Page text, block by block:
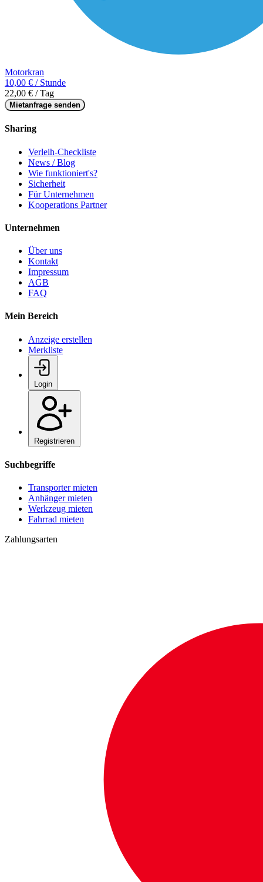
Motorkran
10,00 € / Stunde
22,00 € / Tag
Mietanfrage senden
Sharing
Verleih-Checkliste
News / Blog
Wie funktioniert's?
Sicherheit
Für Unternehmen
Kooperations Partner
Unternehmen
Über uns
Kontakt
Impressum
AGB
FAQ
Mein Bereich
Anzeige erstellen
Merkliste
Login
Registrieren
Suchbegriffe
Transporter mieten
Anhänger mieten
Werkzeug mieten
Fahrrad mieten
Zahlungsarten